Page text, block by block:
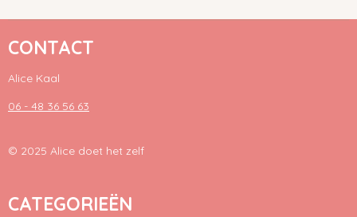
CONTACT
Alice Kaal
06 - 48 36 56 63
© 2025 Alice doet het zelf
CATEGORIEËN